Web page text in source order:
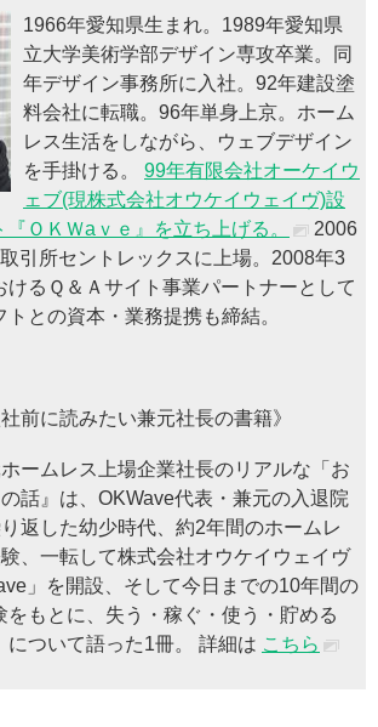
1966年愛知県生まれ。1989年愛知県
立大学美術学部デザイン専攻卒業。同
年デザイン事務所に入社。92年建設塗
料会社に転職。96年単身上京。ホーム
レス生活をしながら、ウェブデザイン
を手掛ける。 99年有限会社オーケイウ
ェブ(現株式会社オウケイウェイヴ)設
ＯＫＷaｖｅ』を立ち上げる。
2006
引所セントレックスに上場。2008年3
けるＱ＆Ａサイト事業パートナーとして
との資本・業務提携も締結。
社前に読みたい兼元社長の書籍》
ホームレス上場企業社長のリアルな「お
話』は、OKWave代表・兼元の入退院
返した幼少時代、約2年間のホームレ
、一転して株式会社オウケイウェイヴ
」を開設、そして今日までの10年間の
をもとに、失う・稼ぐ・使う・貯める
について語った1冊。 詳細は こちら